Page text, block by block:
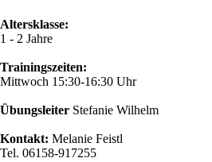
Altersklasse:
1 - 2 Jahre
Trainingszeiten:
Mittwoch 15:30-16:30 Uhr
Übungsleiter Stefanie Wilhelm
Kontakt: Melanie Feistl
Tel. 06158-917255